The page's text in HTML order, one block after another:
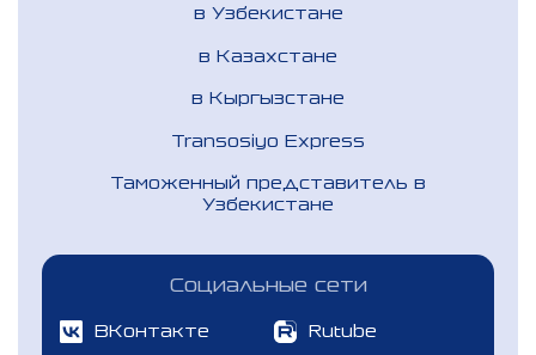
в Узбекистане
в Казахстане
в Кыргызстане
Transosiyo Express
Таможенный представитель в
Узбекистане
Социальные сети
ВКонтакте Rutube